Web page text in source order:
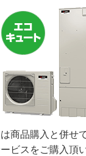
商品購入と併せ
ビスをご購入頂